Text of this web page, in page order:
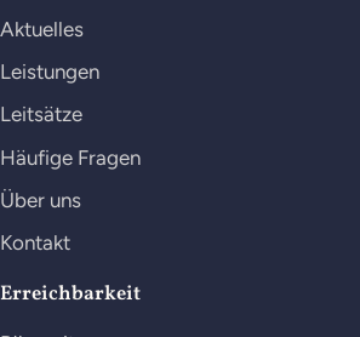
Aktuelles
Leistungen
Leitsätze
Häufige Fragen
Über uns
Kontakt
Erreichbarkeit